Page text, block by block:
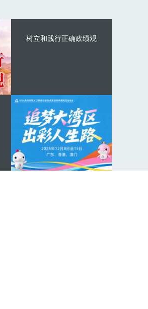
树立和践行正确政绩观